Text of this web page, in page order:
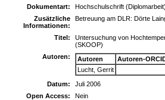
Dokumentart:
Hochschulschrift
Zusätzliche
Informationen:
Betreuung am DLR: Dörte
Titel:
Untersuchung von
(SKOOP)
Autoren:
Autoren
Autoren-
Lucht, Gerrit
Datum:
Juli 2006
Open Access:
Nein